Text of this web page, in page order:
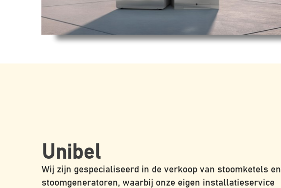
Unibel
Wij zijn gespecialiseerd in de verkoop van stoomketels en
stoomgeneratoren, waarbij onze eigen installatieservice